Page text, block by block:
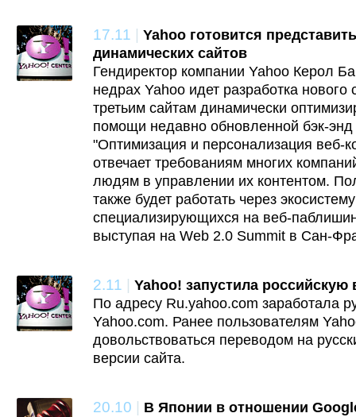
17.11 | Yahoo готовится
динамических сайтов
Гендиректор компании Yahoo Керол
недрах Yahoo идет разработка
третьим сайтам динамически
помощи недавно обновленной бэк-
"Оптимизация и персонализация веб-
отвечает требованиям многих
людям в управлении их контентом.
также будет работать через
специализирующихся на веб-
выступая на Web 2.0 Summit в Сан-
2.11 | Yahoo! запустила российскую
По адресу Ru.yahoo.com заработала
Yahoo.com. Ранее пользователям
довольствоваться переводом на
версии сайта.
20.10 | В Японии в отношении